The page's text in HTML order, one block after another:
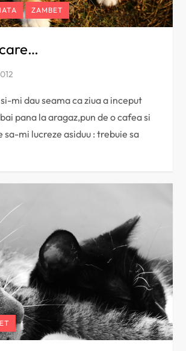
ZAMBET
mi dau seama ca ziua a inceput
pana la aragaz,pun de o cafea si
sa-mi lucreze asiduu : trebuie sa